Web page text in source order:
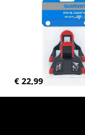
€ 22,99